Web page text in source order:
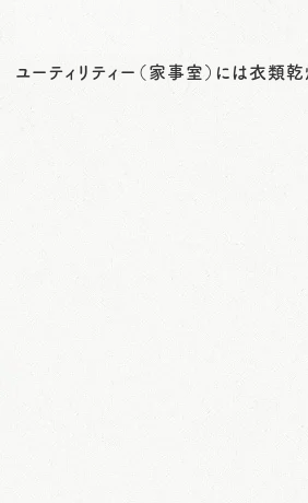
ユーティリティー（家事室）には衣類